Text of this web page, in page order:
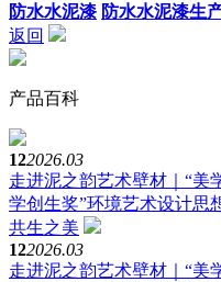
防水水泥漆 防水水泥漆生
返回
产品百科
122026.03
走进泥之韵艺术壁材｜“
学创生奖”环境艺术设计思
共生之美
122026.03
走进泥之韵艺术壁材｜“